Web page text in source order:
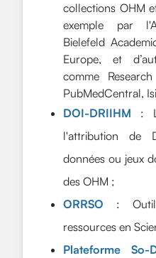
collections OHM
exemple par
Bielefeld
Europe, et
comme
PubMedCentral,
DOI-DRIIHM :
l'attribution de
données ou jeux
des OHM ;
ORRSO :
ressources en
Plateforme So-